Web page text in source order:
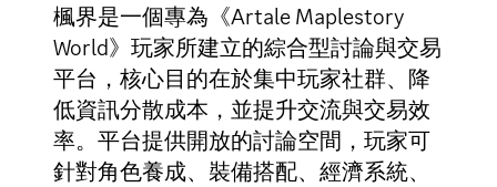
楓界是一個專為《Artale Maplestory
World》玩家所建立的綜合型討論與交易
平台，核心目的在於集中玩家社群、降
低資訊分散成本，並提升交流與交易效
率。平台提供開放的討論空間，玩家可
針對角色養成、裝備搭配、經濟系統、